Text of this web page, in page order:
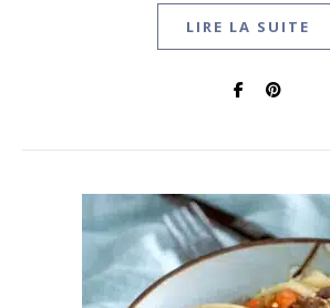
LIRE LA SUITE